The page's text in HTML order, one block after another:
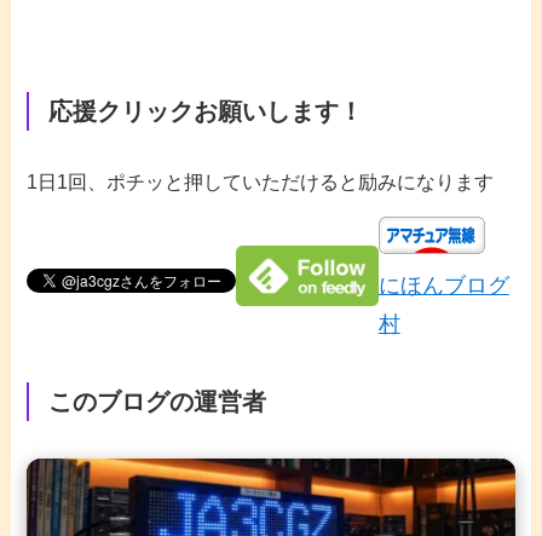
応援クリックお願いします！
1日1回、ポチッと押していただけると励みになります
にほんブログ
村
このブログの運営者